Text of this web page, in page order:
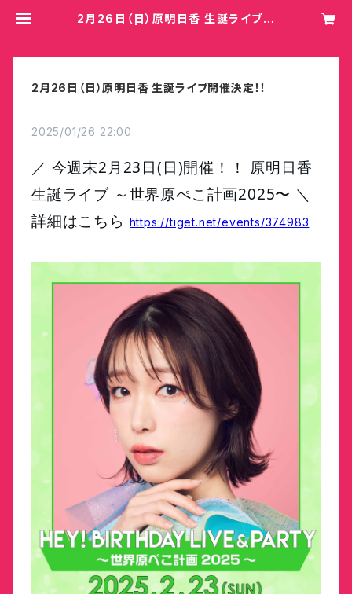
2月26日（日）原明日香 生誕ライブ開
2月26日（日）原明日香 生誕ライブ開催決定！！
2025/01/26 22:00
／ 今週末2月23日(日)開催！！
原明日香
生誕ライブ ～世界原ぺこ計画2025〜 ＼
詳細はこちら https://tiget.net/events/374983